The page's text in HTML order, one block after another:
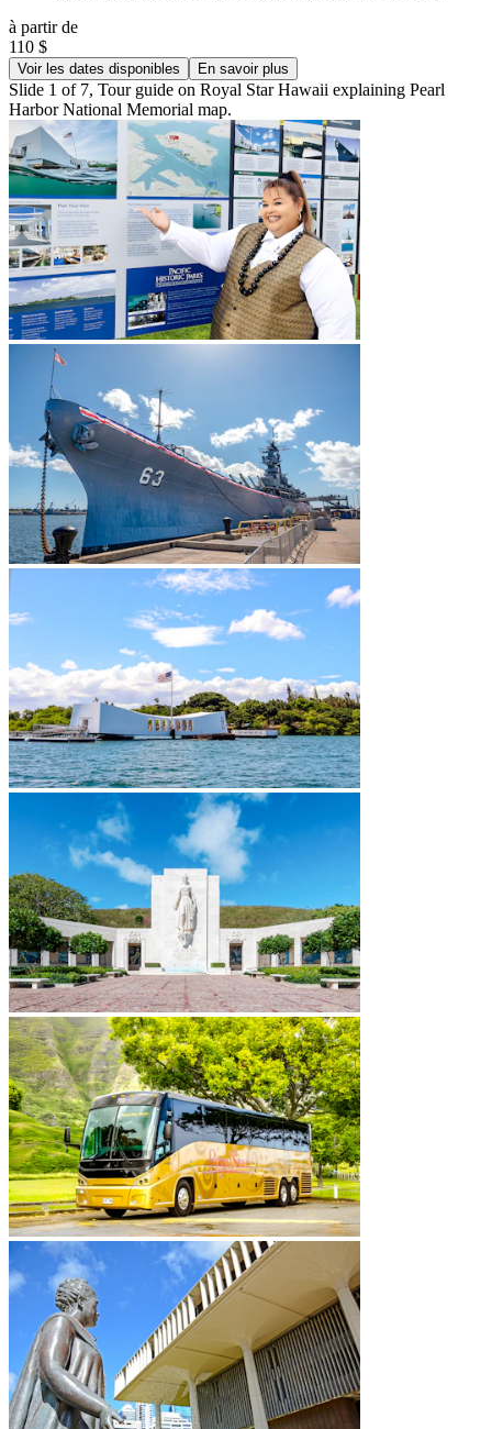
à partir de
110 $
Voir les dates disponibles En savoir plus
Slide 1 of 7, Tour guide on Royal Star Hawaii explaining Pearl
Harbor National Memorial map.